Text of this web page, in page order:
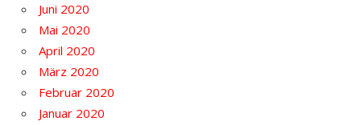
Juni 2020
Mai 2020
April 2020
März 2020
Februar 2020
Januar 2020